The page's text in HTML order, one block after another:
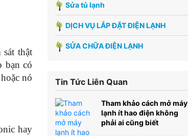
thật
bạn có
nó
hay
Sửa tủ lạnh
DỊCH VỤ LẮP ĐẶT ĐIỆN LẠNH
SỬA CHỮA ĐIỆN LẠNH
Tin Tức Liên Quan
Tham khảo cách mở máy
lạnh ít hao điện không
phải ai cũng biết